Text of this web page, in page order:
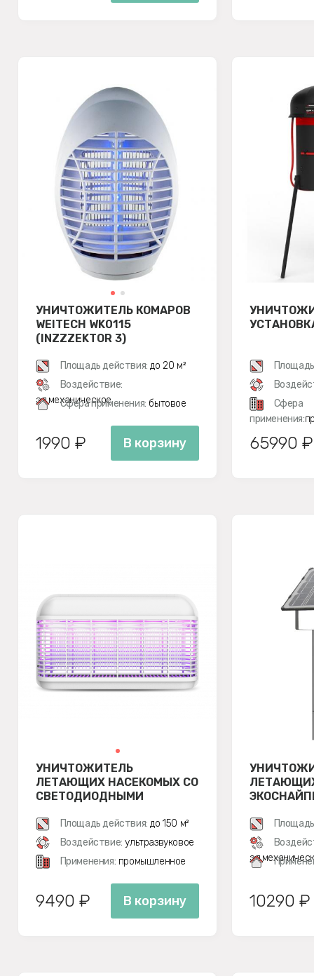
УНИЧТОЖИТЕЛЬ КОМАРОВ
WEITECH WK0115
(INZZZEKTOR 3)
Площадь действия: до 20 м²
Воздействие:
эл.механическое
Сфера применения: бытовое
1990 ₽ В корзину
УСТАНОВКА
Сфера
применения:
65990 ₽
УНИЧТОЖИТЕЛЬ
ЛЕТАЮЩИХ НАСЕКОМЫХ СО
СВЕТОДИОДНЫМИ
30BLПлощадь действия: до 150 м²
Воздействие: ультразвуковое
Применения: промышленное
9490 ₽ В корзину 10290 ₽